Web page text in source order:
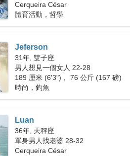
Cerqueira César
體育活動，哲學
Jeferson
31年, 雙子座
男人想見一個女人 22-28
189 厘米 (6'3")， 76 公斤 (167 磅)
時尚，釣魚
Luan
36年, 天秤座
單身男人找老婆 28-32
Cerqueira César